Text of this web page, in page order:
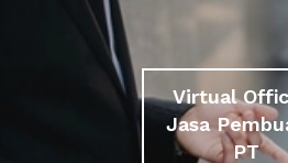
Virtual
Jasa
PT